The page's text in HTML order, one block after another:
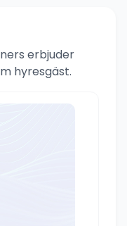
erbjuder
hyresgäst.